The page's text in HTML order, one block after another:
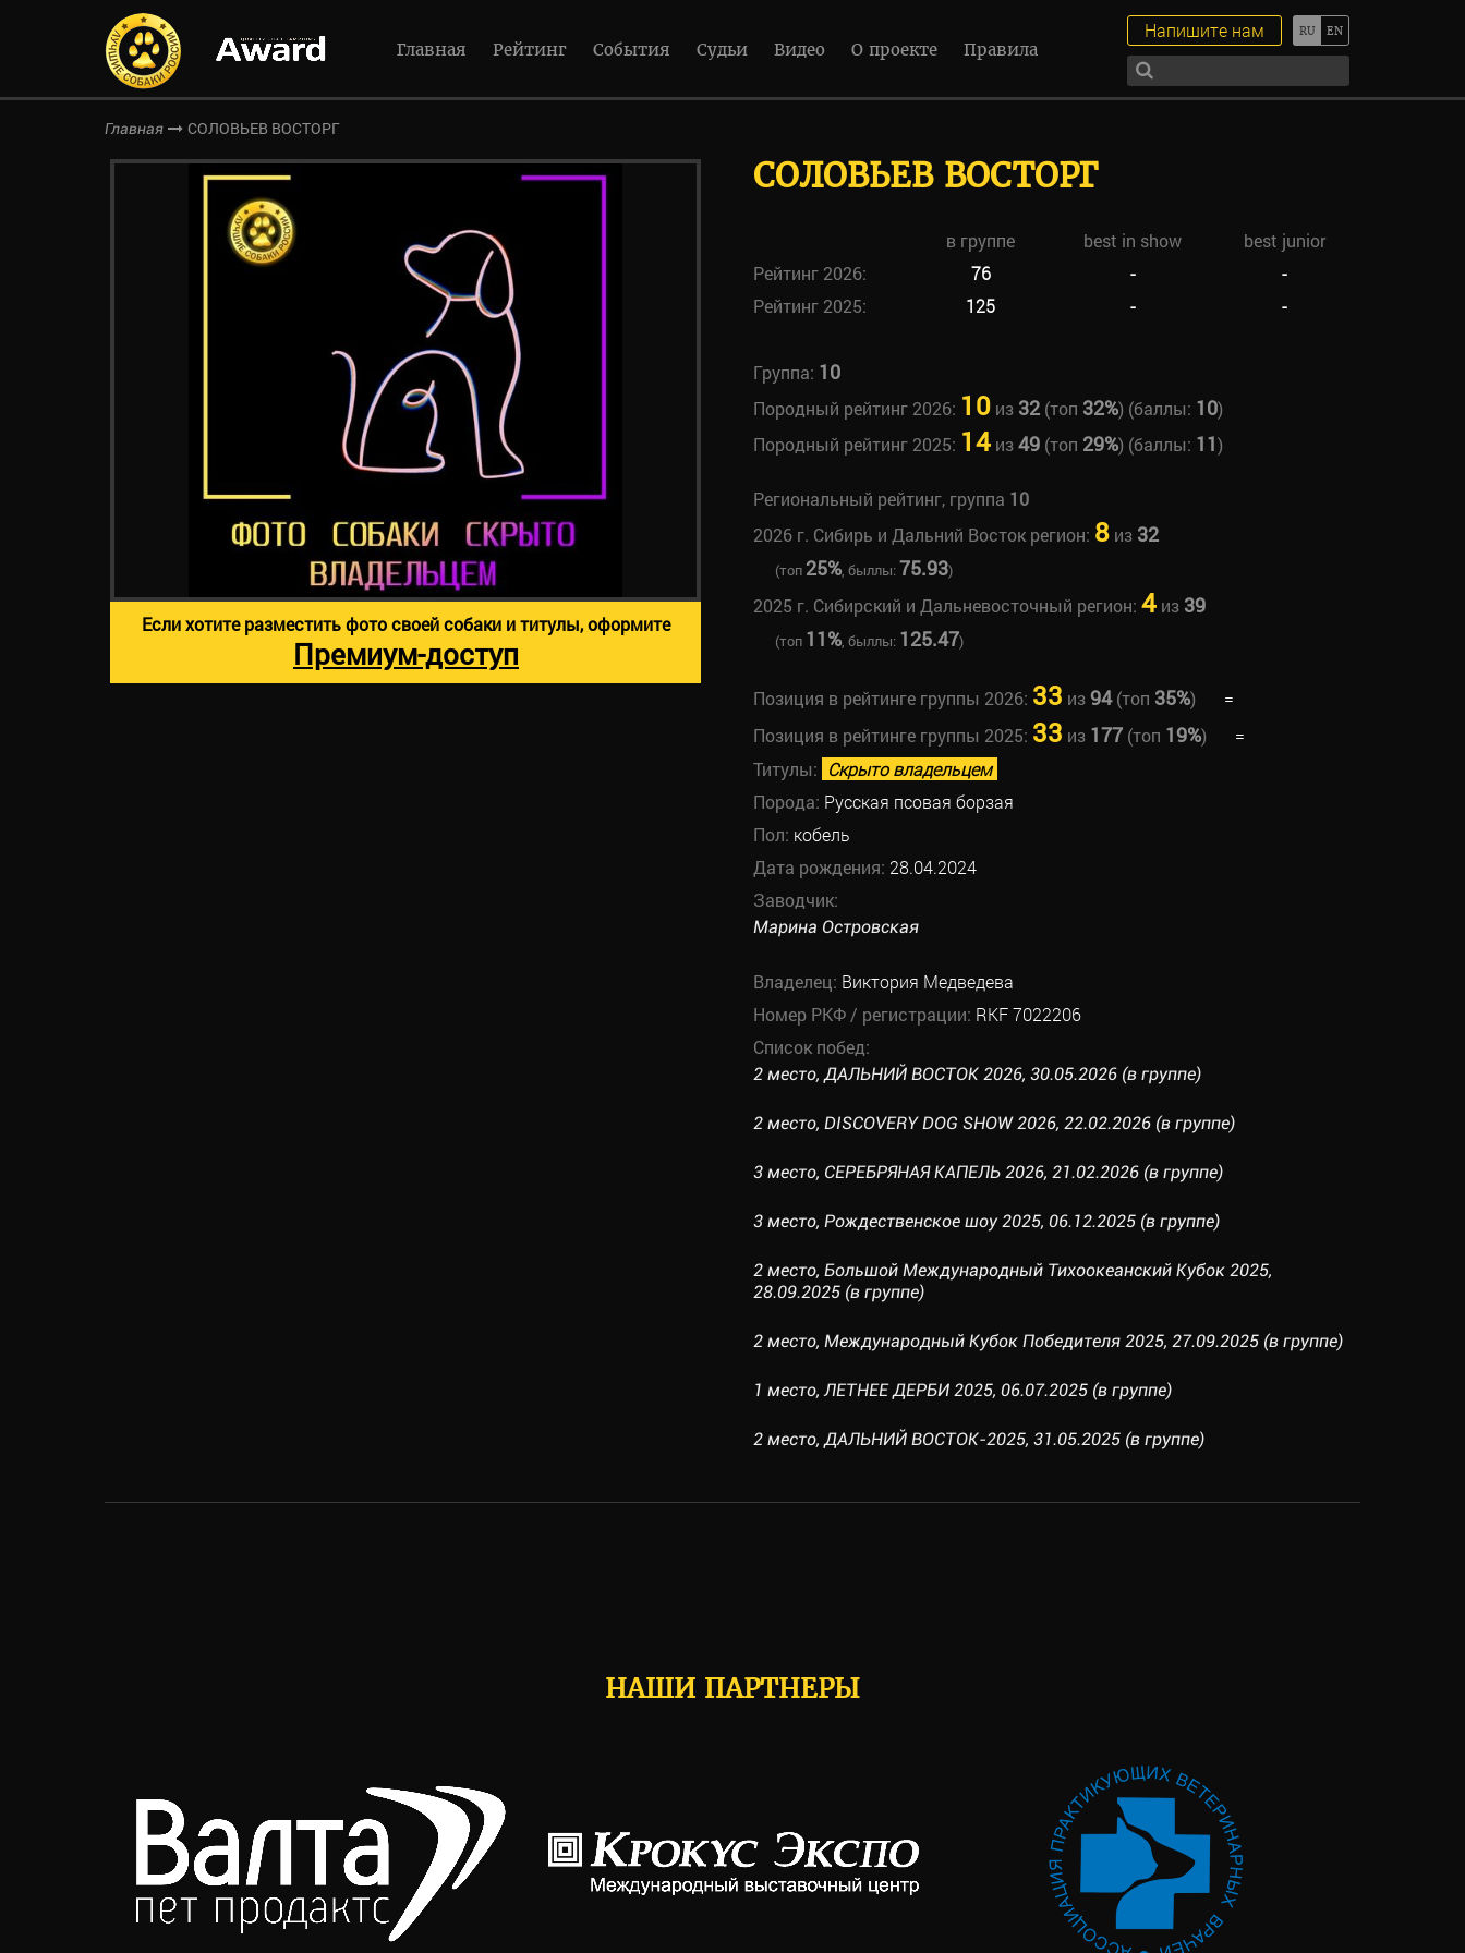
Главная Рейтинг События Судьи Видео О проекте Правила
Напишите нам
Главная СОЛОВЬЕВ ВОСТОРГ
СОЛОВЬЕВ ВОСТОРГ
в группе best in show
best junior
Рейтинг 2026:
76 -
-
Рейтинг 2025:
125 - -
Группа: 10
Породный рейтинг 2026: 10из 32(топ 32%) (баллы: 10)
Породный рейтинг 2025: 14из49(топ 29%) (баллы: 11)
Региональный рейтинг, группа 10
2026 г. Сибирь и Дальний Восток регион: 8из 32
(топ 25%, быллы:75.93)
2025 г. Сибирский и Дальневосточный регион: 4из 39
(топ 11%, быллы: 125.47)
Позиция в рейтинге группы 2026: 33 из94(топ 35%)
=
Позиция в рейтинге группы 2025: 33 из 177(топ 19%)
=
Титулы: Скрыто владельцем
Порода: Русская псовая борзая
Пол: кобель
Дата рождения: 28.04.2024
Заводчик:
Марина Островская
Владелец: Виктория Медведева
Номер РКФ / регистрации: RKF 7022206
Список побед:
2 место, ДАЛЬНИЙ ВОСТОК 2026, 30.05.2026 (в группе)
2 место, DISCOVERY DOG SHOW 2026, 22.02.2026 (в группе)
3 место, СЕРЕБРЯНАЯ КАПЕЛЬ 2026, 21.02.2026 (в группе)
3 место, Рождественское шоу 2025, 06.12.2025 (в группе)
2 место, Большой Международный Тихоокеанский Кубок 2025,
28.09.2025 (в группе)
2 место, Международный Кубок Победителя 2025, 27.09.2025 (в группе)
1 место, ЛЕТНЕЕ ДЕРБИ 2025, 06.07.2025 (в группе)
2 место, ДАЛЬНИЙ ВОСТОК-2025, 31.05.2025 (в группе)
Если хотите разместить фото своей собаки и титулы, оформите
Премиум-доступ
НАШИ ПАРТНЕРЫ